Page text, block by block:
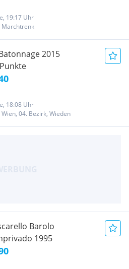
19:17 Uhr
Marchtrenk
2015
18:08 Uhr
Wien, 04. Bezirk, Wieden
Barolo
1995